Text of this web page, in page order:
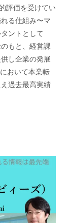
評価を受けてい
る仕組み〜マ
ントとして
もと、経営課
し企業の発展
おいて本業転
過去最高実績